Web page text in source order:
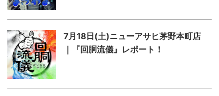
7月18日(土)ニューアサヒ茅野本町店
｜『回胴流儀』レポート！